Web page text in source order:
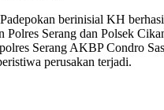
berinisial KH
Polres Serang dan Polsek
Serang AKBP Condro
perusakan terjadi.